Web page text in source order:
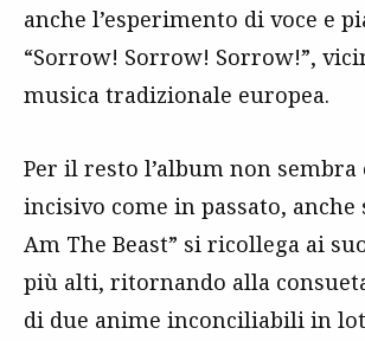
anche l’esperimento di voce e
“Sorrow! Sorrow! Sorrow!”,
musica tradizionale europea.
Per il resto l’album non sembra
incisivo come in passato, anche
Am The Beast” si ricollega ai
più alti, ritornando alla
di due anime inconciliabili in